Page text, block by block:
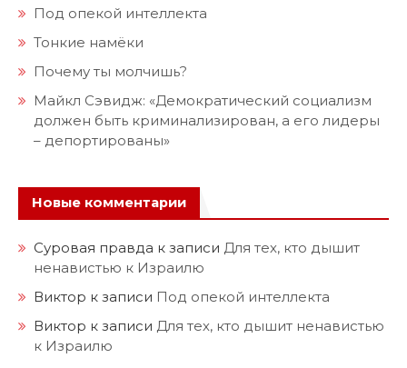
Под опекой интеллекта
Тонкие намёки
Почему ты молчишь?
Майкл Сэвидж: «Демократический социализм
должен быть криминализирован, а его лидеры
– депортированы»
Новые комментарии
Суровая правда к записи Для тех, кто дышит
ненавистью к Израилю
Виктор к записи Под опекой интеллекта
Виктор к записи Для тех, кто дышит ненавистью
к Израилю